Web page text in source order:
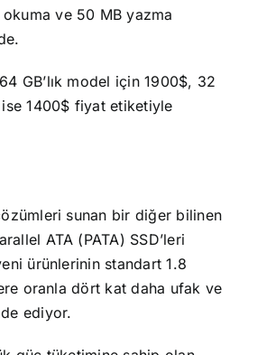
ve 50 MB yazma
64 GB’lık model için 1900$, 32
ise 1400$ fiyat etiketiyle
sunan bir diğer bilinen
ATA (PATA) SSD’leri
ürünlerinin standart 1.8
oranla dört kat daha ufak ve
ediyor.